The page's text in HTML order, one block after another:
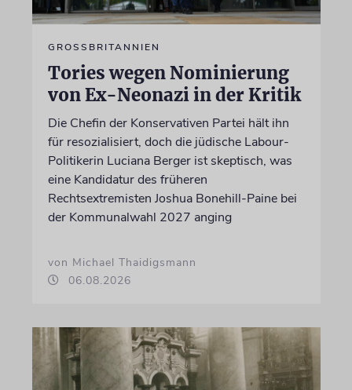
GROSSBRITANNIEN
Tories wegen Nominierung
von Ex-Neonazi in der Kritik
Die Chefin der Konservativen Partei hält ihn
für resozialisiert, doch die jüdische Labour-
Politikerin Luciana Berger ist skeptisch, was
eine Kandidatur des früheren
Rechtsextremisten Joshua Bonehill-Paine bei
der Kommunalwahl 2027 anging
von Michael Thaidigsmann
06.08.2026